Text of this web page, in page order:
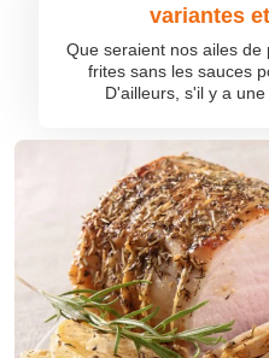
variantes
Que seraient nos ailes de
frites sans les sauces
D'ailleurs, s'il y a une